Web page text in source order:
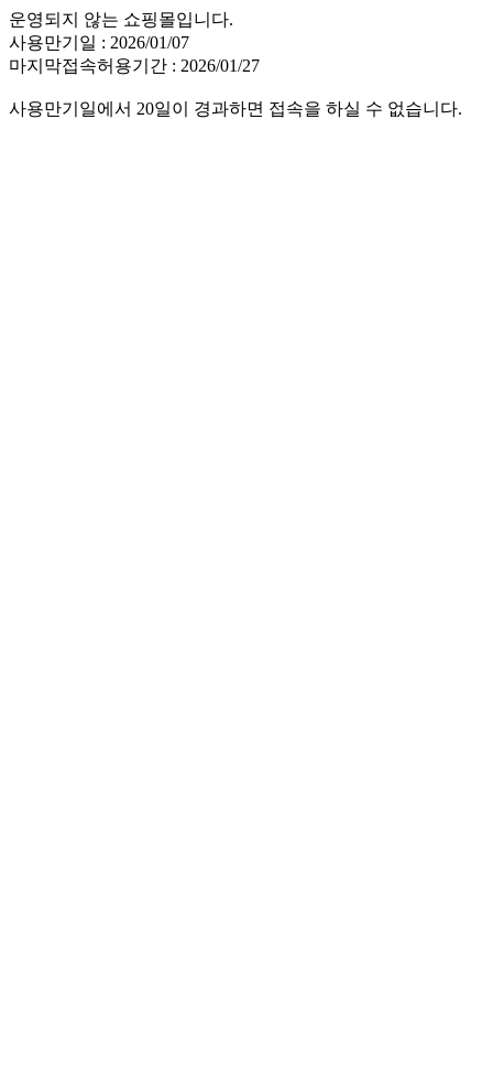
운영되지 않는 쇼핑몰입니다.
사용만기일 : 2026/01/07
마지막접속허용기간 : 2026/01/27
사용만기일에서 20일이 경과하면 접속을 하실 수 없습니다.